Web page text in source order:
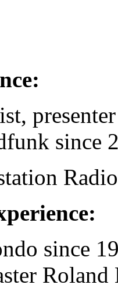
since
Radio